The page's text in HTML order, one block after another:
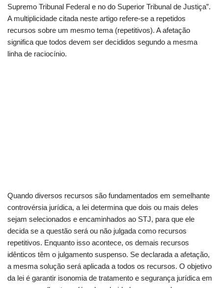
Supremo Tribunal Federal e no do Superior Tribunal de Justiça”.
A multiplicidade citada neste artigo refere-se a repetidos
recursos sobre um mesmo tema (repetitivos). A afetação
significa que todos devem ser decididos segundo a mesma
linha de raciocínio.
Quando diversos recursos são fundamentados em semelhante
controvérsia jurídica, a lei determina que dois ou mais deles
sejam selecionados e encaminhados ao STJ, para que ele
decida se a questão será ou não julgada como recursos
repetitivos. Enquanto isso acontece, os demais recursos
idênticos têm o julgamento suspenso. Se declarada a afetação,
a mesma solução será aplicada a todos os recursos. O objetivo
da lei é garantir isonomia de tratamento e segurança jurídica em